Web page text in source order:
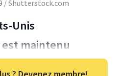
/ Shutterstock.com
Unis
maintenu
? Devenez membre!